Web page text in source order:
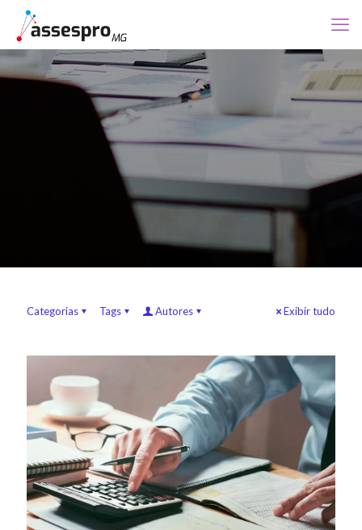
Categorias Tags Autores Exibir tudo